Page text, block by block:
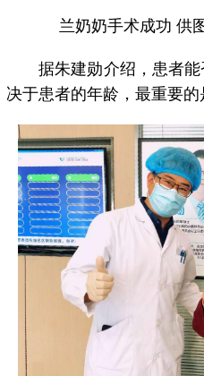
兰奶奶手术成功 供
据朱建勋介绍，患者能
决于患者的年龄，最重要的